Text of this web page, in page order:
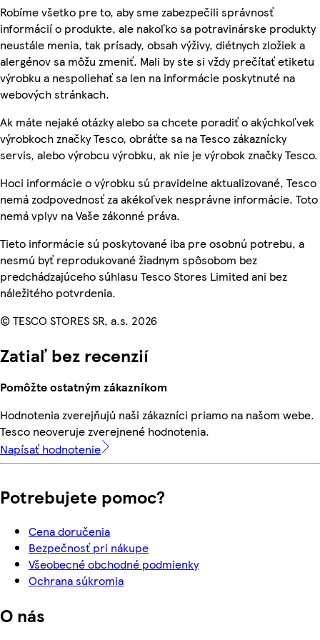
Robíme všetko pre to, aby sme zabezpečili správnosť
informácií o produkte, ale nakoľko sa potravinárske produkty
neustále menia, tak prísady, obsah výživy, diétnych zložiek a
alergénov sa môžu zmeniť. Mali by ste si vždy prečítať etiketu
výrobku a nespoliehať sa len na informácie poskytnuté na
webových stránkach.
Ak máte nejaké otázky alebo sa chcete poradiť o akýchkoľvek
výrobkoch značky Tesco, obráťte sa na Tesco zákaznícky
servis, alebo výrobcu výrobku, ak nie je výrobok značky Tesco.
Hoci informácie o výrobku sú pravidelne aktualizované, Tesco
nemá zodpovednosť za akékoľvek nesprávne informácie. Toto
nemá vplyv na Vaše zákonné práva.
Tieto informácie sú poskytované iba pre osobnú potrebu, a
nesmú byť reprodukované žiadnym spôsobom bez
predchádzajúceho súhlasu Tesco Stores Limited ani bez
náležitého potvrdenia.
© TESCO STORES SR, a.s. 2026
Zatiaľ bez recenzií
Pomôžte ostatným zákazníkom
Hodnotenia zverejňujú naši zákazníci priamo na našom webe.
Tesco neoveruje zverejnené hodnotenia.
Napísať hodnotenie
Potrebujete pomoc?
Cena doručenia
Bezpečnosť pri nákupe
Všeobecné obchodné podmienky
Ochrana súkromia
O nás